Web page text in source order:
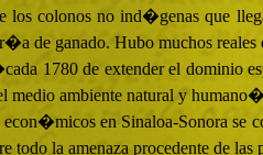
colonos no ind�genas que
de ganado. Hubo muchos
1780 de extender el dominio
medio ambiente natural y
econ�micos en Sinaloa-Sonora
la amenaza procedente de